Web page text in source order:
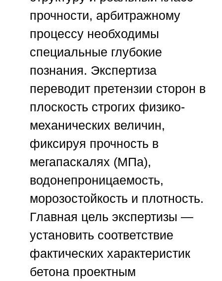
прочности, арбитражному
процессу необходимы
специальные глубокие
познания. Экспертиза
переводит претензии сторон в
плоскость строгих физико-
механических величин,
фиксируя прочность в
мегапаскалях (МПа),
водонепроницаемость,
морозостойкость и плотность.
Главная цель экспертизы —
установить соответствие
фактических характеристик
бетона проектным